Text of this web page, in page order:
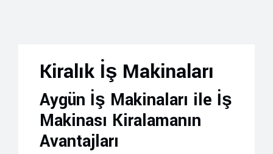
Kiralık İş Makinaları
Aygün İş Makinaları ile İş
Makinası Kiralamanın
Avantajları